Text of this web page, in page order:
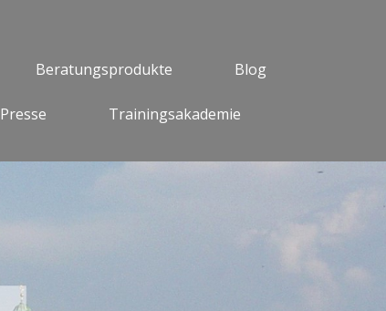
Beratungsprodukte Blog
Presse Trainingsakademie